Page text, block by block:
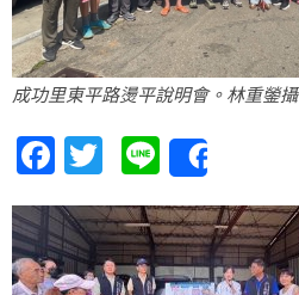
成功里東平路燙平說明會。林重鎣攝
Facebook
Twitter
Line